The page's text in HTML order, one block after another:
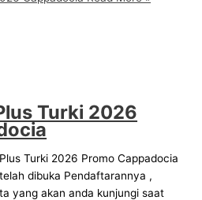
Turki 2026
Turki 2026 Promo Cappadocia
dibuka Pendaftarannya ,
yang akan anda kunjungi saat